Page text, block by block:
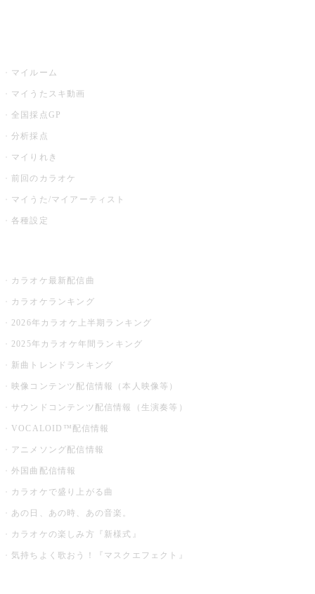
マイルーム
マイうたスキ動画
全国採点GP
分析採点
マイりれき
前回のカラオケ
マイうた/マイアーティスト
各種設定
カラオケ最新配信曲
カラオケランキング
2026年カラオケ上半期ランキング
2025年カラオケ年間ランキング
新曲トレンドランキング
映像コンテンツ配信情報（本人映像等）
サウンドコンテンツ配信情報（生演奏等）
VOCALOID™配信情報
アニメソング配信情報
外国曲配信情報
カラオケで盛り上がる曲
あの日、あの時、あの音楽。
カラオケの楽しみ方『新様式』
気持ちよく歌おう！『マスクエフェクト』